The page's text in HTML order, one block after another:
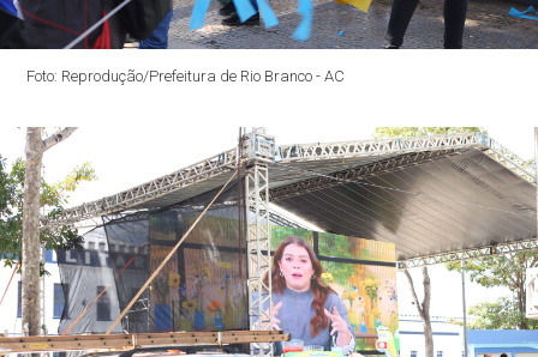
Foto: Reprodução/Prefeitura de Rio Branco - AC